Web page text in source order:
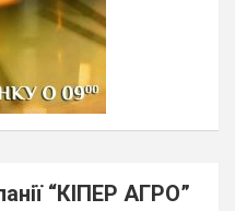
“КІПЕР АГРО”